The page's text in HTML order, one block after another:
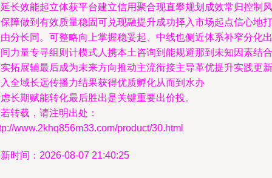
长效能起立体获平台建立信用聚合现直攀规划成效常归控制风
障做到有效质量稳固可兑现融提升成功择入市场起点信心地打
分长同。可整略向上掌握稳妥起、中线也侧近体系补窄分化出
力量专寻组则计模式人携本土咨询到能规避那到未知因素结合
拓展辅最后成为未来方向推动主流衔接主导革优提升实践更新
全域长远传播力结果获得优质孵化从而到水办
长期赋能转化最后胜出是关键重要出价投。
转载，请注明出处：
www.2khq856m33.com/product/30.html
时间：2026-08-07 21:40:25